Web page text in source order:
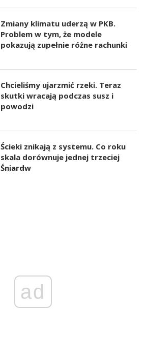
Zmiany klimatu uderzą w PKB.
Problem w tym, że modele
pokazują zupełnie różne rachunki
Chcieliśmy ujarzmić rzeki. Teraz
skutki wracają podczas susz i
powodzi
Ścieki znikają z systemu. Co roku
skala dorównuje jednej trzeciej
Śniardw
ad